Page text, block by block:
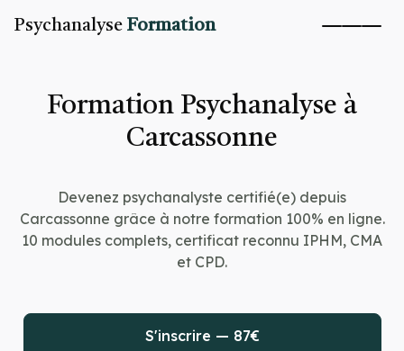
Psychanalyse Formation
Formation Psychanalyse à
Carcassonne
Devenez psychanalyste certifié(e) depuis
Carcassonne grâce à notre formation 100% en ligne.
10 modules complets, certificat reconnu IPHM, CMA
et CPD.
S'inscrire — 87€